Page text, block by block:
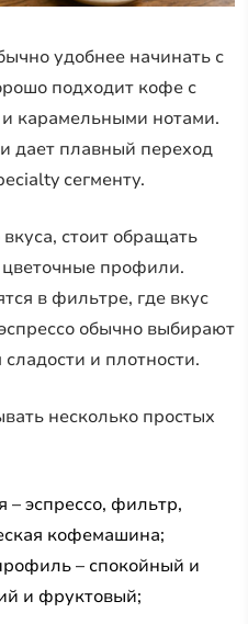
удобнее начинать с
подходит кофе с
карамельными нотами.
дает плавный переход
сегменту.
стоит обращать
профили.
в фильтре, где вкус
обычно выбирают
и плотности.
несколько простых
– эспрессо, фильтр,
кофемашина;
– спокойный и
и фруктовый;